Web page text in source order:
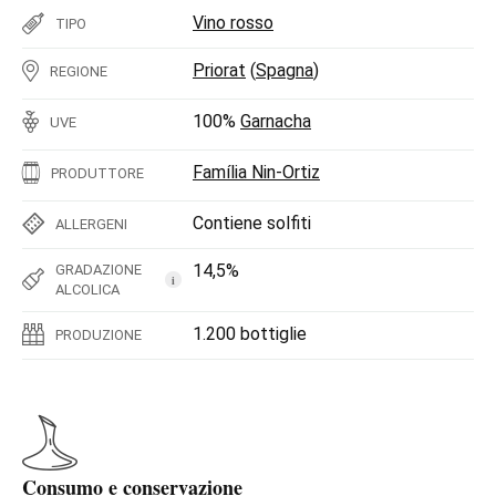
TIPO Vino rosso
REGIONE Priorat (Spagna)
UVE 100% Garnacha
PRODUTTORE Família Nin-Ortiz
ALLERGENI Contiene solfiti
GRADAZIONE
ALCOLICA
i 14,5%
PRODUZIONE 1.200 bottiglie
Consumo e conservazione